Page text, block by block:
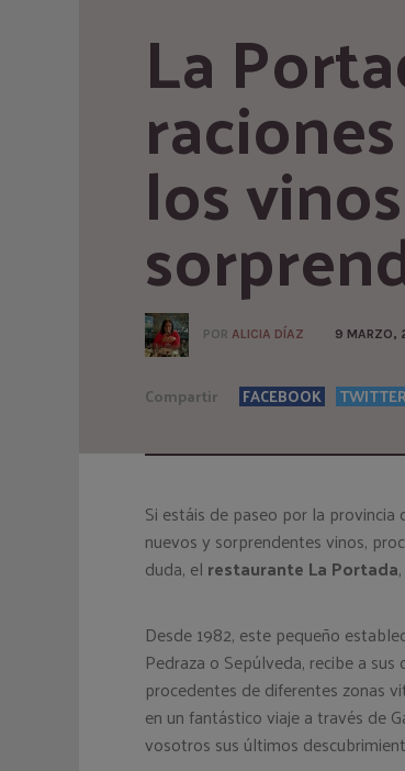
La
los
POR ALICIA DÍAZ 9 MARZO,
Compartir FACEBOOK
Si estáis de paseo por la provincia
nuevos y sorprendentes vinos,
duda, el restaurante La Portada
Desde 1982, este pequeño
Pedraza o Sepúlveda, recibe a
procedentes de diferentes zonas
en un fantástico viaje a través de
vosotros sus últimos